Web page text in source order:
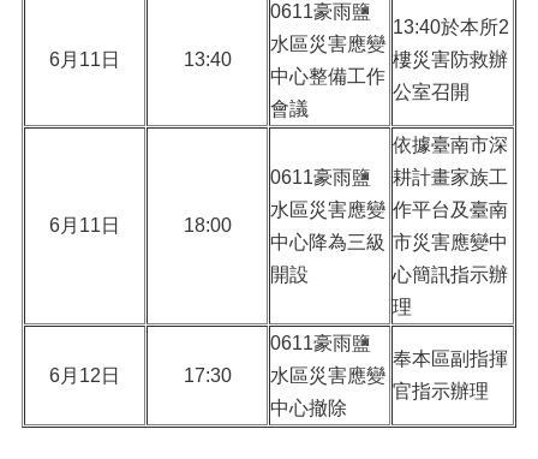
6月11日 13:40
0611豪雨鹽
水區災害應變
中心整備工作
會議
13:40於本所2
樓災害防救辦
公室召開
6月11日 18:00
0611豪雨鹽
水區災害應變
中心降為三級
開設
依據臺南市深
耕計畫家族工
作平台及臺南
市災害應變中
心簡訊指示辦
理
6月12日 17:30
0611豪雨鹽
水區災害應變
中心撤除
奉本區副指揮
官指示辦理